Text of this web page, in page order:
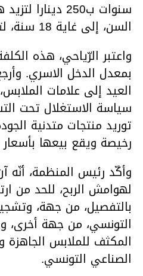
سنوات ب250
السن، إلى غاية 18 سنة، لتناهز 450 دينارا.
واعتبر الرّياحي، هذه
بمعدل الدخل الاسري.
العيد إلى علامات
سياسة الاستغلال تحت
توريد منتجات متدنية
رخيصة ويقع بيعها
وأكّد رئيس المنظمة، أنّه
لهوامش الربح، للحد من
بالتفصيل، من جهة،
التونسي، من جهة أخرى،
المكثف للملابس الجاهزة
الصناعي التونسي.